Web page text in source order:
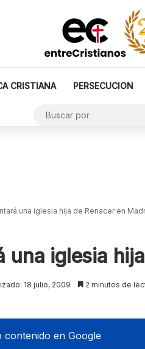
CRISTIANA PERSECUCION
una iglesia hija de Renacer en
una iglesia
18 julio, 2009 2 minutos de
contenido en Google